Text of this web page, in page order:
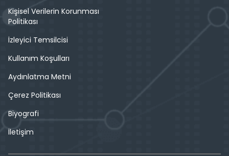
Kişisel Verilerin Korunması
Politikası
İzleyici Temsilcisi
Kullanım Koşulları
Aydınlatma Metni
Çerez Politikası
Biyografi
İletişim